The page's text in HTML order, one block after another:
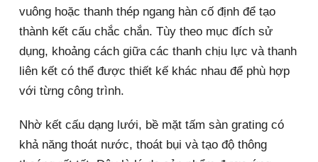
vuông hoặc thanh thép ngang hàn cố định để tạo
thành kết cấu chắc chắn. Tùy theo mục đích sử
dụng, khoảng cách giữa các thanh chịu lực và thanh
liên kết có thể được thiết kế khác nhau để phù hợp
với từng công trình.
Nhờ kết cấu dạng lưới, bề mặt tấm sàn grating có
khả năng thoát nước, thoát bụi và tạo độ thông